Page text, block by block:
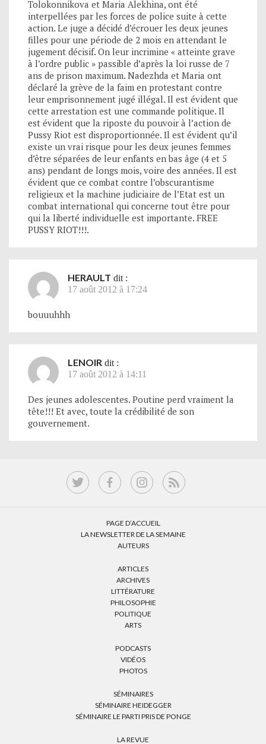
Tolokonnikova et Maria Alekhina, ont été
interpellées par les forces de police suite à cette
action. Le juge a décidé d’écrouer les deux jeunes
filles pour une période de 2 mois en attendant le
jugement décisif. On leur incrimine « atteinte grave
à l’ordre public » passible d’après la loi russe de 7
ans de prison maximum. Nadezhda et Maria ont
déclaré la grève de la faim en protestant contre
leur emprisonnement jugé illégal. Il est évident que
cette arrestation est une commande politique. Il
est évident que la riposte du pouvoir à l’action de
Pussy Riot est disproportionnée. Il est évident qu’il
existe un vrai risque pour les deux jeunes femmes
d’être séparées de leur enfants en bas âge (4 et 5
ans) pendant de longs mois, voire des années. Il est
évident que ce combat contre l’obscurantisme
religieux et la machine judiciaire de l’Etat est un
combat international qui concerne tout être pour
qui la liberté individuelle est importante. FREE
PUSSY RIOT!!!.
HERAULT dit :
17 août 2012 à 17:24
bouuuhhh
LENOIR dit :
17 août 2012 à 14:11
Des jeunes adolescentes. Poutine perd vraiment la
tête!!! Et avec, toute la crédibilité de son
gouvernement.
PAGE D’ACCUEIL
LA NEWSLETTER DE LA SEMAINE
AUTEURS
ARTICLES
ARCHIVES
LITTÉRATURE
PHILOSOPHIE
POLITIQUE
ARTS
PODCASTS
VIDÉOS
PHOTOS
SÉMINAIRES
SÉMINAIRE HEIDEGGER
SÉMINAIRE LE PARTI PRIS DE PONGE
LA REVUE